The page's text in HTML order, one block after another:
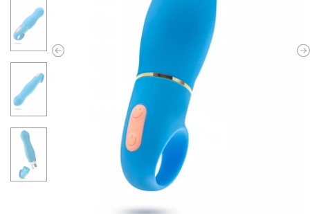
Previous